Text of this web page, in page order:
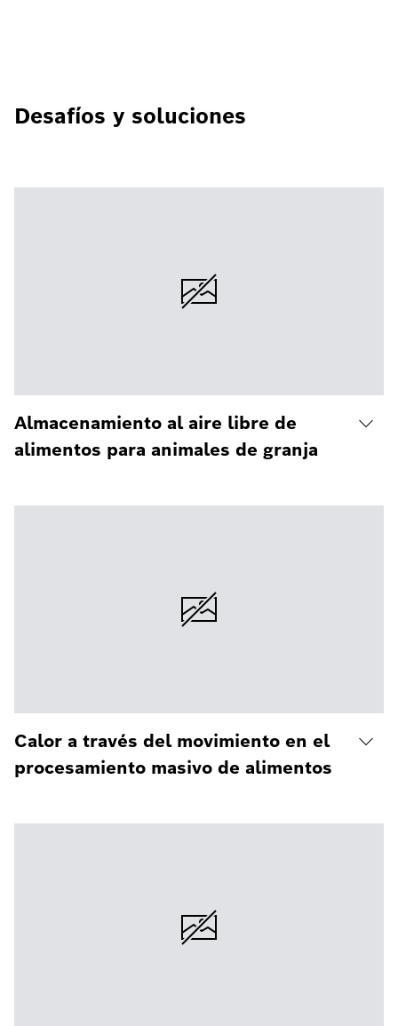
Desafíos y soluciones
Almacenamiento al aire libre de
alimentos para animales de granja
Calor a través del movimiento en el
procesamiento masivo de alimentos